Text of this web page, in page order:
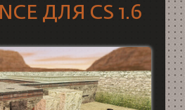
ДЛЯ CS 1.6